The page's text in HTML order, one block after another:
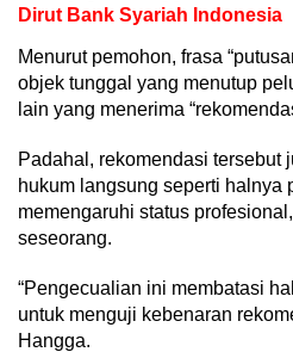
Dirut Bank Syariah Indonesia
Menurut pemohon, frasa
objek tunggal yang menutup
lain yang menerima
Padahal, rekomendasi tersebut
hukum langsung seperti halnya
memengaruhi status
seseorang.
“Pengecualian ini membatasi
untuk menguji kebenaran
Hangga.